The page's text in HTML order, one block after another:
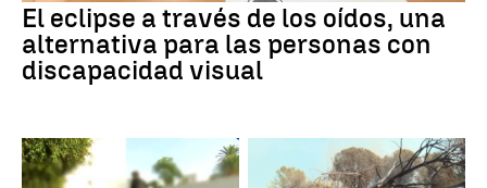
El eclipse a través de los oídos, una
alternativa para las personas con
discapacidad visual